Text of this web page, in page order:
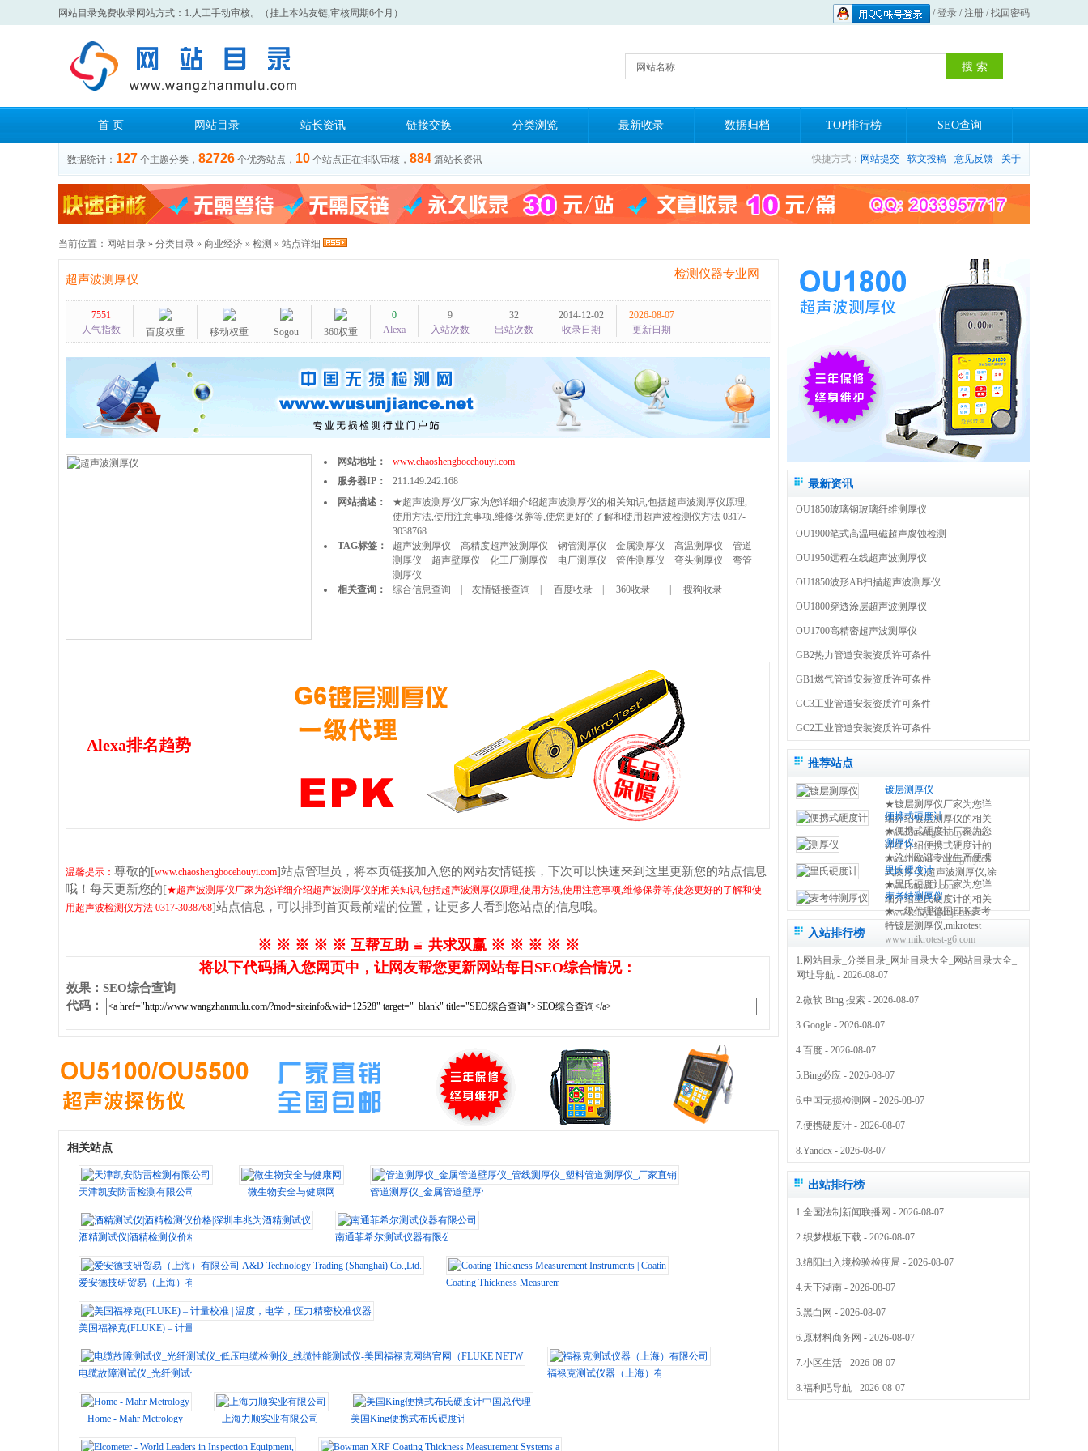
网站目录免费收录网站方式：1.人工手动审核。（挂上本站友链,审核周期6个月） /登录 /注册 /找回密码
网站名称
首 页 网站目录 站长资讯 链接交换 分类浏览 最新收录 数据归档 TOP排行榜 SEO查询
数据统计： 127 个主题分类， 82726 个优秀站点， 10 个站点正在排队审核， 884 篇站长资讯 快捷方式： 网站提交 - 软文投稿 - 意见反馈 - 关于
当前位置： 网站目录 » 分类目录 » 商业经济 » 检测 » 站点详细
检测仪器专业网
超声波测厚仪
7551
人气指数
百度权重 移动权重 Sogou 360权重
0
Alexa
9
入站次数
32
出站次数
2014-12-02
收录日期
2026-08-07
更新日期
网站地址：
www.chaoshengbocehouyi.com
服务器IP：
211.149.242.168
网站描述：
★超声波测厚仪厂家为您详细介绍超声波测厚仪的相关知识,包括超声波测厚仪原理,
使用方法,使用注意事项,维修保养等,使您更好的了解和使用超声波检测仪方法 0317-
3038768
TAG标签：
超声波测厚仪 高精度超声波测厚仪 钢管测厚仪 金属测厚仪 高温测厚仪
管道
测厚仪
超声壁厚仪 化工厂测厚仪 电厂测厚仪 管件测厚仪 弯头测厚仪
弯管
测厚仪
相关查询：
综合信息查询 友情链接查询 百度收录 360收录 搜狗收录
Alexa排名趋势
温馨提示： 尊敬的[www.chaoshengbocehouyi.com]站点管理员，将本页链接加入您的网站友情链接，下次可以快速来到这里更新您的站点信息
哦！每天更新您的[★超声波测厚仪厂家为您详细介绍超声波测厚仪的相关知识,包括超声波测厚仪原理,使用方法,使用注意事项,维修保养等,使您更好的了解和使
用超声波检测仪方法 0317-3038768]站点信息，可以排到首页最前端的位置，让更多人看到您站点的信息哦。
※ ※ ※ ※ ※ 互帮互助 ≌ 共求双赢 ※ ※ ※ ※ ※
将以下代码插入您网页中，让网友帮您更新网站每日SEO综合情况：
效果 ： SEO综合查询
代码 ：
相关站点
天津凯安防雷检测有限公司 微生物安全与健康网 管道测厚仪_金属管道壁厚仪_管线测厚仪_塑料管道测厚仪_厂家直销
酒精测试仪|酒精检测仪价格|深圳丰兆为酒精测试仪 南通菲希尔测试仪器有限公司
爱安德技研贸易（上海）有限公司 A&D Technology Trading (Shanghai) Co.,Ltd. Coating Thickness Measurement Instruments | Coatin
美国福禄克(FLUKE) – 计量校准 | 温度，电学，压力精密校准仪器
电缆故障测试仪_光纤测试仪_低压电缆检测仪_线缆性能测试仪-美国福禄克网络官网（FLUKE NETW 福禄克测试仪器（上海）有限公司
Home - Mahr Metrology 上海力顺实业有限公司 美国King便携式布氏硬度计中国总代理
最新资讯
OU1850玻璃钢玻璃纤维测厚仪
OU1900笔式高温电磁超声腐蚀检测
OU1950远程在线超声波测厚仪
OU1850波形AB扫描超声波测厚仪
OU1800穿透涂层超声波测厚仪
OU1700高精密超声波测厚仪
GB2热力管道安装资质许可条件
GB1燃气管道安装资质许可条件
GC3工业管道安装资质许可条件
GC2工业管道安装资质许可条件
推荐站点
镀层测厚仪
★镀层测厚仪厂家为您详
细介绍镀层测厚仪的相关
知识,包括镀层测厚仪原理,
使用方法,使用注意事项,维
修保养等,使您更好的了解
和使用镀层测试仪 0317-
3038768
www.ducengcehouyi.com
便携式硬度计
★便携式硬度计厂家为您
详细介绍便携式硬度计的
相关知识,包括便携式硬度
计原理,使用方法,使用注意
事项,维修保养等,使您更好
的了解和使用便携式硬度
仪方法 0317-3038768
www.bianxieshiyingduji.com
测厚仪
★沧州欧谱专业生产便携
式测厚仪,超声波测厚仪,涂
镀层测厚仪,里氏硬度计,超
声波探伤仪,测厚仪价格,粗
糙度仪,电火花检测仪,附着
力测试仪,免费保修三年
0317-3038768
www.oupu17.com
里氏硬度计
★里氏硬度计厂家为您详
细介绍里氏硬度计的相关
知识,包括里氏硬度计原理,
使用方法,使用注意事项,维
修保养等,使您更好的了解
和使用里氏硬度测量仪
0317-3038768
www.lishiyingduji.com
麦考特测厚仪
★一级代理德国EPK麦考
特镀层测厚仪,mikrotest
g6,f6等多种型号的测厚
仪,NIFE50电镀镍测厚仪,
机械式锌层测厚仪,指针型
www.mikrotest-g6.com
入站排行榜
1. 网站目录_分类目录_网址目录大全_网站目录大全_
网址导航 - 2026-08-07
2.微软 Bing 搜索 - 2026-08-07
3.Google - 2026-08-07
4.百度 - 2026-08-07
5.Bing必应 - 2026-08-07
6.中国无损检测网 - 2026-08-07
7.便携硬度计 - 2026-08-07
8.Yandex - 2026-08-07
出站排行榜
1.全国法制新闻联播网 - 2026-08-07
2.织梦模板下载 - 2026-08-07
3.绵阳出入境检验检疫局 - 2026-08-07
4.天下湖南 - 2026-08-07
5.黑白网 - 2026-08-07
6.原材料商务网 - 2026-08-07
7.小区生活 - 2026-08-07
8.福利吧导航 - 2026-08-07